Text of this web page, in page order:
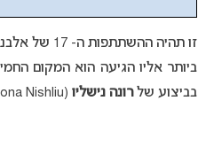
זו תהיה
בביצוע שלרונה נישליו(Rona Nishliu).